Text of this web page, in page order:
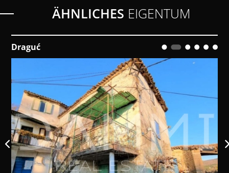
ÄHNLICHES EIGENTUM
Draguć